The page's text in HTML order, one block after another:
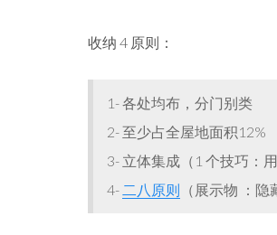
收纳 4 原则：
1- 各处均布，分门别类
2- 至少占全屋地面积12%
3- 立体集成（1 个技巧：
4- 二八原则 （展示物 ：隐